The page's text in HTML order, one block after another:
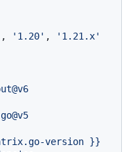
, '1.20' ,
'1.21.x'
version }}